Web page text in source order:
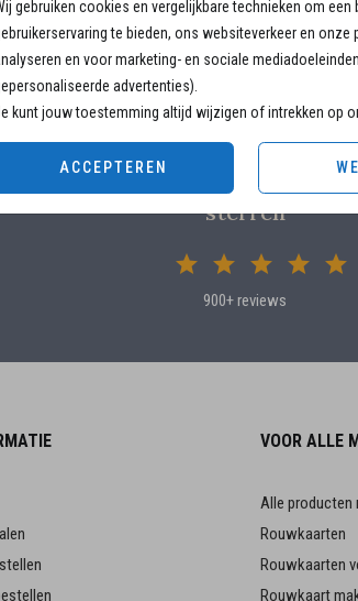
gebruiken cookies en vergelijkbare technieken om een
te bieden, ons websiteverkeer en onze
en voor marketing- en sociale
advertenties).
kunt jouw toestemming altijd wijzigen of intrekken op
ACCEPTEREN
Klanten beoordelen ons met
sterren
900+ reviews
VOOR ALLE
Alle producten
Rouwkaarten
Rouwkaarten
Rouwkaart